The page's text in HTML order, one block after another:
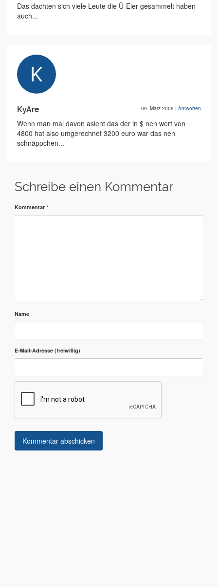
Das dachten sich viele Leute die Ü-Eier gesammelt haben
auch...
KyAre 09. März 2009 | Antworten
Wenn man mal davon asieht das der in $ nen wert von
4800 hat also umgerechnet 3200 euro war das nen
schnäppchen...
Schreibe einen Kommentar
Kommentar *
Name
E-Mail-Adresse